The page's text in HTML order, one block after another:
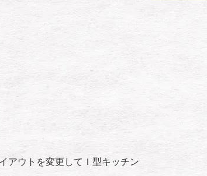
アウトを変更してＩ型キッチン